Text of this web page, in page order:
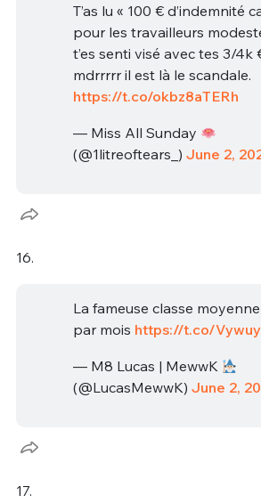
T’as lu « 100 € d’indemnité
pour les travailleurs
t’es senti visé avec tes 3/4k
mdrrrrr il est là le scandale.
https://t.co/okbz8aTERh
— Miss All Sunday
(@1litreoftears_) June 2,
16.
La fameuse classe
par mois https://t.co/
— M8 Lucas | MewwK
(@LucasMewwK) June 2,
17.